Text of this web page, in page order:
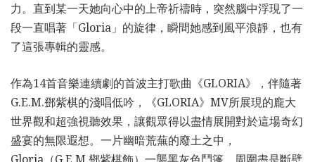
力。直到某一天她向心中的上帝祈禱時，突然腦中浮現了一
段一直唱著「Gloria」的旋律，瞬間她感到風平浪靜，也有
了這張專輯的靈感。
作為14首音樂連續劇的首波主打歌曲《GLORIA》，伴隨著
G.E.M.鄧紫棋的淺唱低吟，《GLORIA》MV所展現的龐大
世界觀和超強視聽效果，讓觀眾得以盡情展開對於這場奇幻
盛宴的無限遐想。一片幽暗荒蕪的廢土之中，